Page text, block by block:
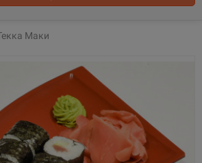
Маки